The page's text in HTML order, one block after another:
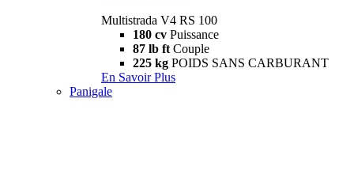
Multistrada V4 RS 100
180 cv Puissance
87 lb ft Couple
225 kg POIDS SANS CARBURANT
En Savoir Plus
Panigale